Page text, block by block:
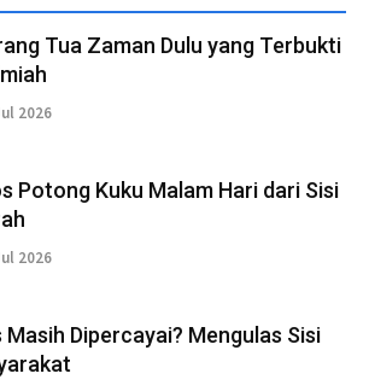
Tua Zaman Dulu yang Terbukti
2026
Potong Kuku Malam Hari dari Sisi
2026
Dipercayai? Mengulas Sisi